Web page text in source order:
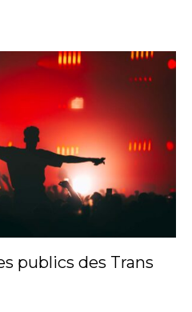
publics des Trans